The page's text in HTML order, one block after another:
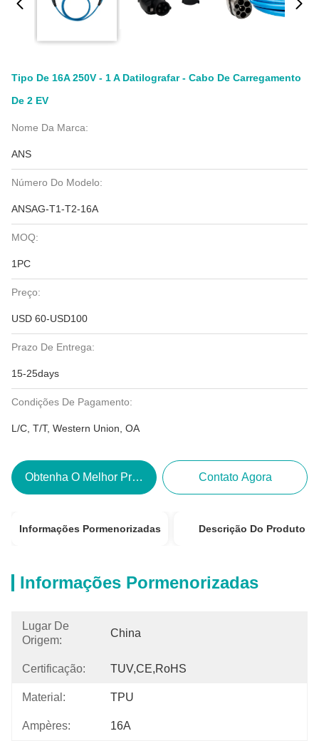
Tipo De 16A 250V - 1 A Datilografar - Cabo De Carregamento
De 2 EV
Nome Da Marca:
ANS
Número Do Modelo:
ANSAG-T1-T2-16A
MOQ:
1PC
Preço:
USD 60-USD100
Prazo De Entrega:
15-25days
Condições De Pagamento:
L/C, T/T, Western Union, OA
Obtenha O Melhor Preço Contato Agora
Informações Pormenorizadas Descrição Do Produto
Informações Pormenorizadas
Lugar De
Origem:
China
Certificação: TUV,CE,RoHS
Material: TPU
Ampères: 16A